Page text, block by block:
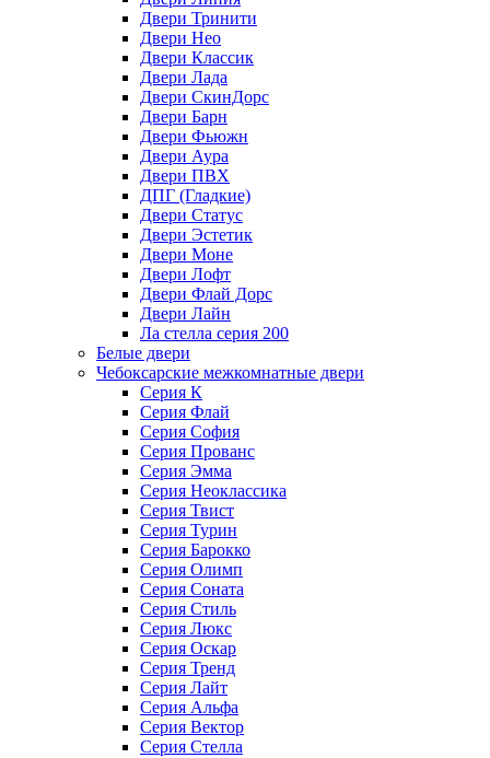
Двери Тринити
Двери Нео
Двери Классик
Двери Лада
Двери СкинДорс
Двери Барн
Двери Фьюжн
Двери Аура
Двери ПВХ
ДПГ (Гладкие)
Двери Статус
Двери Эстетик
Двери Моне
Двери Лофт
Двери Флай Дорс
Двери Лайн
Ла стелла серия 200
Белые двери
Чебоксарские межкомнатные двери
Серия К
Серия Флай
Серия София
Серия Прованс
Серия Эмма
Серия Неоклассика
Серия Твист
Серия Турин
Серия Барокко
Серия Олимп
Серия Соната
Серия Стиль
Серия Люкс
Серия Оскар
Серия Тренд
Серия Лайт
Серия Альфа
Серия Вектор
Серия Стелла